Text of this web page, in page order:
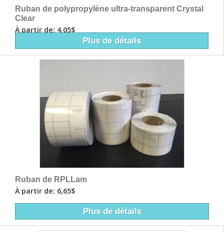
Ruban de polypropylène ultra-transparent Crystal
Clear
À partir de: 4,05$
Plus de détails
Ruban de RPLLam
À partir de: 6,65$
Plus de détails